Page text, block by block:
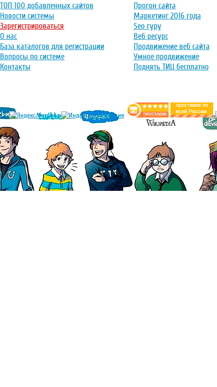
ТОП 100 добавленных сайтов
Новости системы
Зарегистрироваться
О нас
База каталогов для регистрации
Вопросы по системе
Контакты
Прогон сайта
Маркетинг 2016 года
Seo гуру
Веб ресурс
Продвижение веб сайта
Умное продвижение
Поднять ТИЦ бесплатно